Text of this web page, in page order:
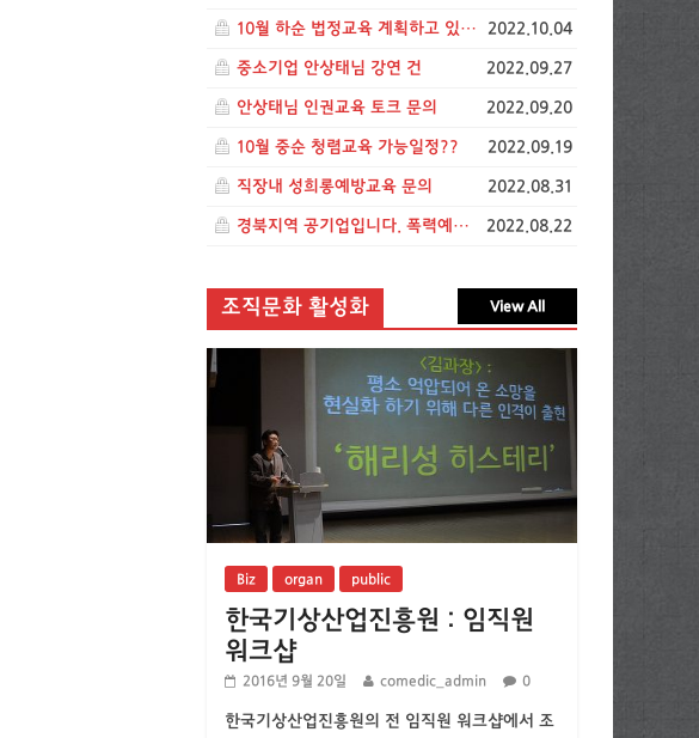
10월 하순 법정교육 계획하고 있습니다 2022.10.04
중소기업 안상태님 강연 건 2022.09.27
안상태님 인권교육 토크 문의 2022.09.20
10월 중순 청렴교육 가능일정?? 2022.09.19
직장내 성희롱예방교육 문의 2022.08.31
경북지역 공기업입니다. 폭력예방교육 관련 문의드립니다. 2022.08.22
조직문화 활성화 View All
Biz organ public
한국기상산업진흥원 : 임직원
워크샵
2016년 9월 20일 comedic_admin 0
한국기상산업진흥원의 전 임직원 워크샵에서 조